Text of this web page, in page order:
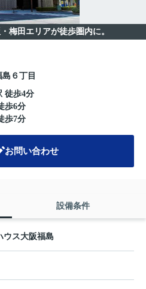
梅田エリアが徒歩圏内に。
６丁目
徒歩4分
歩6分
歩7分
お問い合わせ
設備条件
ウス大阪福島